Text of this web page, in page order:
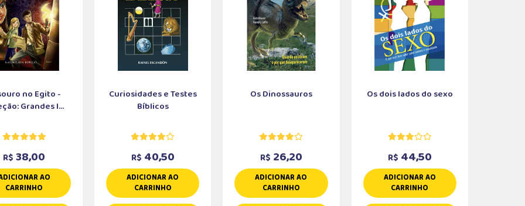
no Egito -
Grandes I...
R$ 38,00
AO
CARRINHO
Curiosidades e Testes
Bíblicos
R$ 40,50
ADICIONAR AO
CARRINHO
Os Dinossauros
R$ 26,20
ADICIONAR AO
CARRINHO
Os dois lados do sexo
R$ 44,50
ADICIONAR AO
CARRINHO